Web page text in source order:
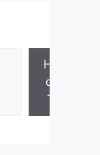
Hojas
de la
Torá